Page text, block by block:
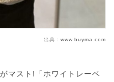
出典： www.buyma.com
マスト!「ホワイトレーベ